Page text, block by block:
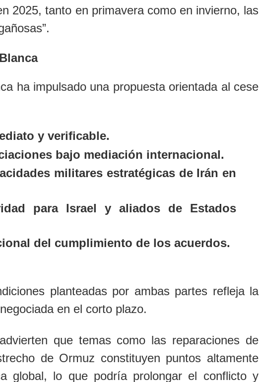
2025, tanto en primavera como en invierno, las
ha impulsado una propuesta orientada al cese
y verificable.
bajo mediación internacional.
militares estratégicas de Irán en
para Israel y aliados de Estados
del cumplimiento de los acuerdos.
planteadas por ambas partes refleja la
en el corto plazo.
que temas como las reparaciones de
de Ormuz constituyen puntos altamente
global, lo que podría prolongar el conflicto y